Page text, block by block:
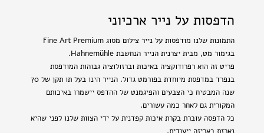
הדפסות על נייר ארכיוני
התמונות שלנו מודפסות על נייר צילום מסוג Fine Art Premium
בגימור מט, מבית יצרנית הנייר הנחשבת Hahnemühle.
פריט זה הוא רפרודוקציה באיכות וברזולוציה גבוהות המודפסת
בנפרד במדפסת מיוחדת בפורמט גדול. הנייר הינו בעל תו תקן של 70
שנה המבטיח כי הצבעים והפיגמנט של ההדפס יישמרו באיכותם
המקורית גם לאחר כמה עשורים.
כל הדפסה עוברת בקרת איכות קפדנית על ידי הצוות שלנו לפני שהיא